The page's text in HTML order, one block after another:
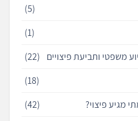
(5)
(1)
משפטי ותביעת פיצויים
(22)
(18)
מגיע פיצוי?
(42)